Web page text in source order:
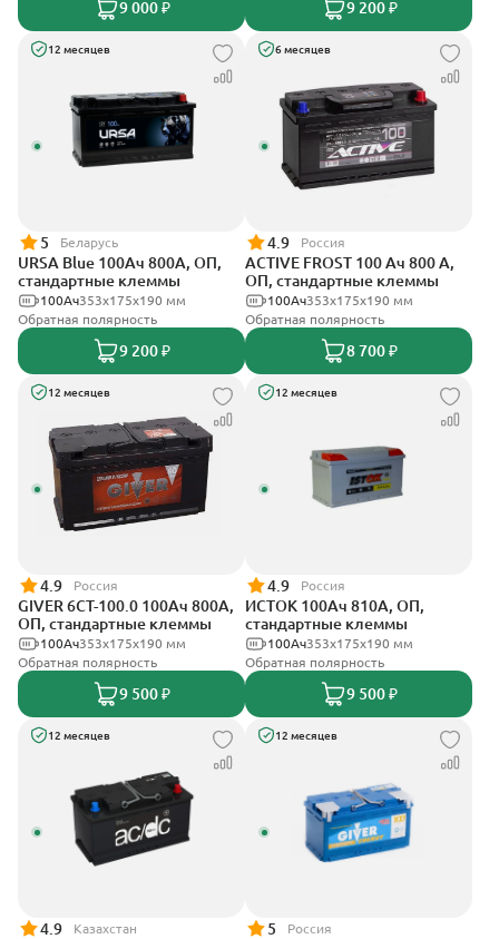
9 000 ₽ 9 200 ₽
12 месяцев
5 Беларусь
URSA Blue 100Ач 800А, ОП,
стандартные клеммы
353х175х190 мм
100Ач
Обратная полярность
9 200 ₽
6 месяцев
4.9 Россия
ACTIVE FROST 100 Ач 800 А,
ОП, стандартные клеммы
353х175х190 мм
100Ач
Обратная полярность
8 700 ₽
12 месяцев
4.9 Россия
GIVER 6CT-100.0 100Ач 800А,
ОП, стандартные клеммы
353х175х190 мм
100Ач
Обратная полярность
9 500 ₽
12 месяцев
4.9 Россия
ИСТОК 100Ач 810А, ОП,
стандартные клеммы
353х175х190 мм
100Ач
Обратная полярность
9 500 ₽
12 месяцев
4.9 Казахстан
12 месяцев
5 Россия